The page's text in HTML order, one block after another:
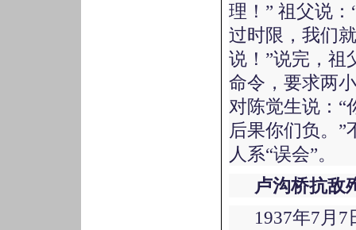
理！” 祖父说
过时限，我们
说！”说完，祖
命令，要求两
对陈觉生说：“
后果你们负。
人系“误会”。
卢沟桥抗敌
1937年7月